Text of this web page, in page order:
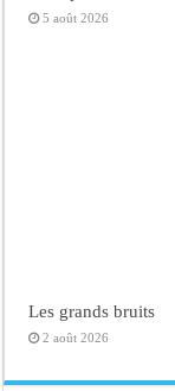
5 août 2026
Les grands bruits
2 août 2026